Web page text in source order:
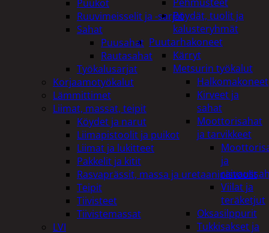
Pöydät, tuolit ja
kalusteryhmät
Puutarhakoneet
Kärryt
Metsurin työkalut
Halkomakoneet
Kirveet ja
sahat
Moottorisahat
ja tarvikkeet
ja
Viilat ja
teräketjut
Oksasilppurit
Tukkisakset ja
Puukot
Ruuvimeisselit ja -sarjat
Sahat
Puusahat
Rautasahat
Työkalusarjat
Korjaamotyökalut
Lämmittimet
Liimat, massat, teipit
Köydet ja narut
Liimapistoolit ja puikot
Liimat ja lukitteet
Pakkelit ja kitit
Rasvaprässit, massa ja uretaanipistoolit
Teipit
Tiivisteet
Tiivistemassat
LVI